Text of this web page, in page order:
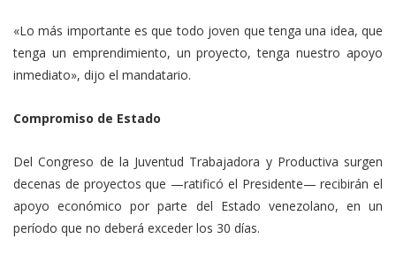
«Lo más importante es que todo joven que tenga una idea, que
tenga un emprendimiento, un proyecto, tenga nuestro apoyo
inmediato», dijo el mandatario.
Compromiso de Estado
Del Congreso de la Juventud Trabajadora y Productiva surgen
decenas de proyectos que —ratificó el Presidente— recibirán el
apoyo económico por parte del Estado venezolano, en un
período que no deberá exceder los 30 días.